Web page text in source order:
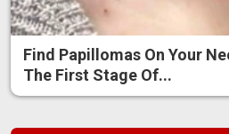
Find Papillomas On Your
The First Stage Of...